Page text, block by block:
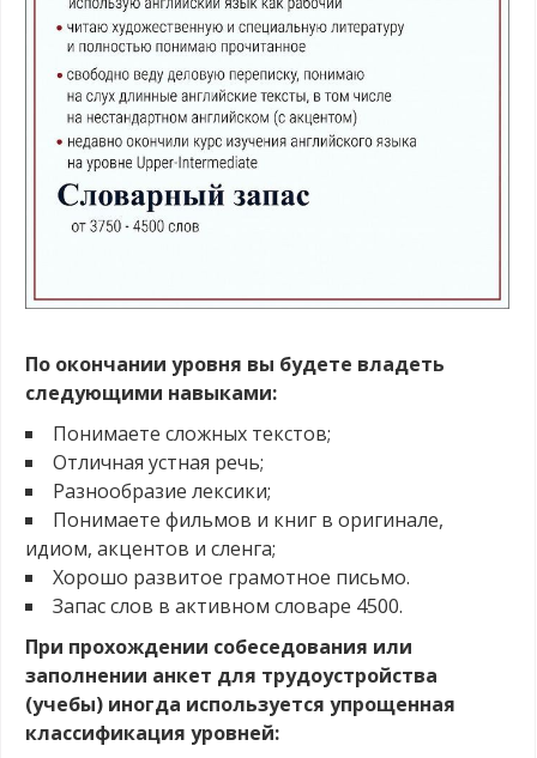
По окончании уровня вы будете владеть
следующими навыками:
Понимаете сложных текстов;
Отличная устная речь;
Разнообразие лексики;
Понимаете фильмов и книг в оригинале,
идиом, акцентов и сленга;
Хорошо развитое грамотное письмо.
Запас слов в активном словаре 4500.
При прохождении собеседования или
заполнении анкет для трудоустройства
(учебы) иногда используется упрощенная
классификация уровней: